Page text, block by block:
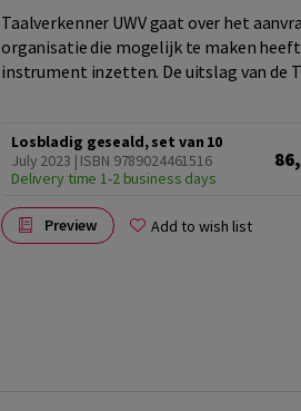
Taalverkenner UWV gaat over het
organisatie die mogelijk te maken
instrument inzetten. De uitslag van de
Losbladig geseald, set van 10
July 2023 | ISBN 9789024461516
Delivery time 1-2 business days
Preview Add to wish list